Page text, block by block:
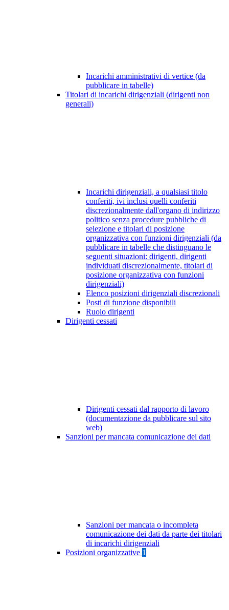
Incarichi amministrativi di vertice (da
pubblicare in tabelle)
Titolari di incarichi dirigenziali (dirigenti non
generali)
Incarichi dirigenziali, a qualsiasi titolo
conferiti, ivi inclusi quelli conferiti
discrezionalmente dall'organo di indirizzo
politico senza procedure pubbliche di
selezione e titolari di posizione
organizzativa con funzioni dirigenziali (da
pubblicare in tabelle che distinguano le
seguenti situazioni: dirigenti, dirigenti
individuati discrezionalmente, titolari di
posizione organizzativa con funzioni
dirigenziali)
Elenco posizioni dirigenziali discrezionali
Posti di funzione disponibili
Ruolo dirigenti
Dirigenti cessati
Dirigenti cessati dal rapporto di lavoro
(documentazione da pubblicare sul sito
web)
Sanzioni per mancata comunicazione dei dati
Sanzioni per mancata o incompleta
comunicazione dei dati da parte dei titolari
di incarichi dirigenziali
Posizioni organizzative 1